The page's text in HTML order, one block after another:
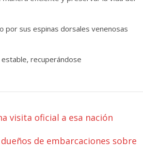
por sus espinas dorsales venenosas
recuperándose
visita oficial a esa nación
de embarcaciones sobre